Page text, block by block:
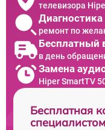
телевизора
ремонт по
Бесплатный
в день
Замена
Hiper SmartTV
Бесплатная
специалистом